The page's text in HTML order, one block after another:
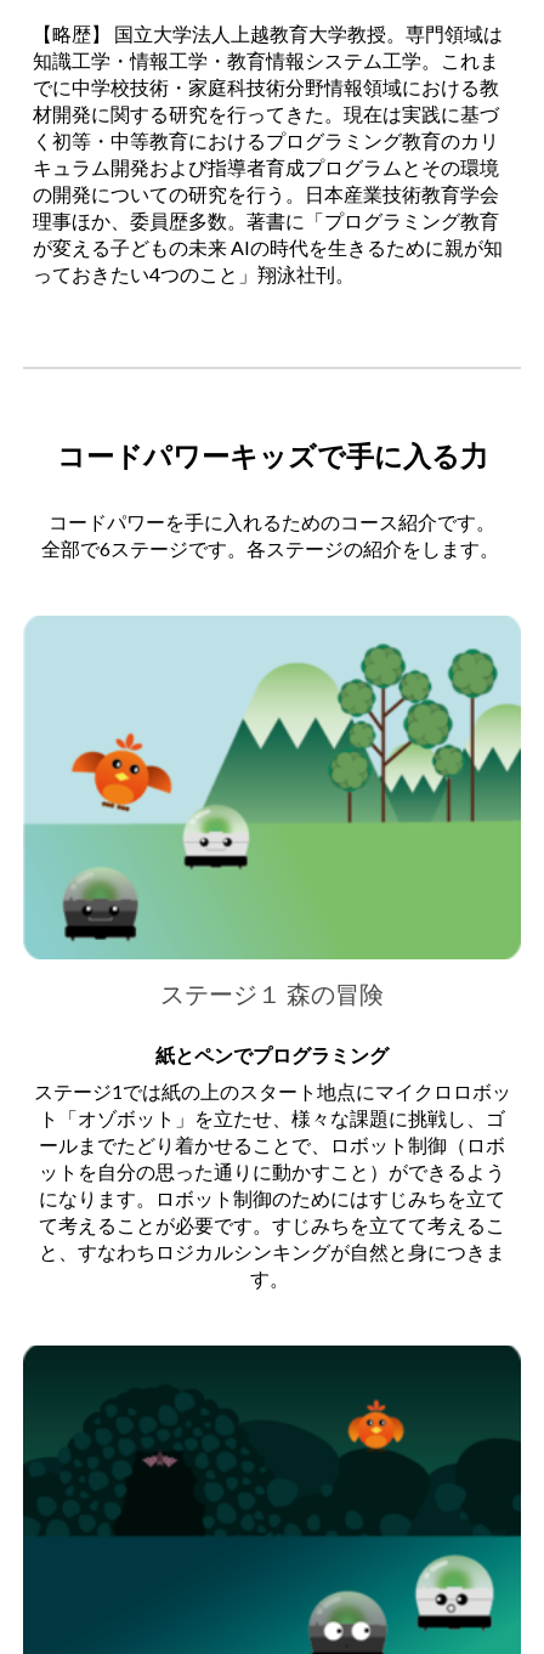
【略歴】 国立大学法人上越教育大学教授。専門領域は
知識工学・情報工学・教育情報システム工学。これま
でに中学校技術・家庭科技術分野情報領域における教
材開発に関する研究を行ってきた。現在は実践に基づ
く初等・中等教育におけるプログラミング教育のカリ
キュラム開発および指導者育成プログラムとその環境
の開発についての研究を行う。日本産業技術教育学会
理事ほか、委員歴多数。著書に「プログラミング教育
が変える子どもの未来 AIの時代を生きるために親が知
っておきたい4つのこと」翔泳社刊。
コードパワーキッズで手に入る力
コードパワーを手に入れるためのコース紹介です。
全部で6ステージです。 各ステージの紹介をします。
ステージ１ 森の冒険
紙とペンでプログラミング
ステージ1では紙の上のスタート地点にマイクロロボッ
ト「オゾボット」を立たせ、様々な課題に挑戦し、ゴ
ールまでたどり着かせることで、ロボット制御（ロボ
ットを自分の思った通りに動かすこと）ができるよう
になります。ロボット制御のためにはすじみちを立て
て考えることが必要です。すじみちを立てて考えるこ
と、すなわちロジカルシンキングが自然と身につきま
す。